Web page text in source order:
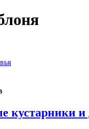
кустарники и